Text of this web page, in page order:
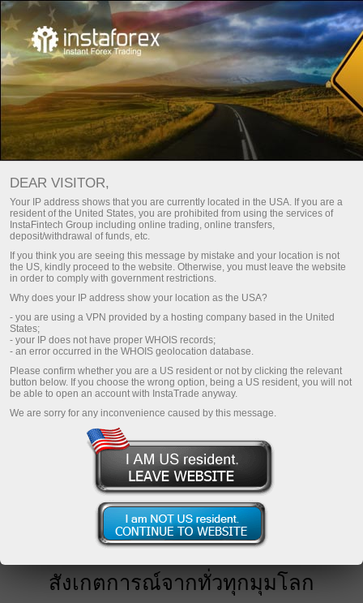
For traders
Analysis
วันหยุดตามเทศกาลและการ
สังเกตการณ์จากทั่วทุกมุมโลก
ทำการฝากเงิน
วันหยุดตามเทศกาลและการ
สังเกตการณ์จากทั่วทุกมุมโลก
DEAR VISITOR,
Your IP address shows that you are currently located in the USA. If you are a
resident of the United States, you are prohibited from using the services of
InstaFintech Group including online trading, online transfers,
deposit/withdrawal of funds, etc.
If you think you are seeing this message by mistake and your location is not
the US, kindly proceed to the website. Otherwise, you must leave the website
in order to comply with government restrictions.
Why does your IP address show your location as the USA?
- you are using a VPN provided by a hosting company based in the United
States;
- your IP does not have proper WHOIS records;
- an error occurred in the WHOIS geolocation database.
Please confirm whether you are a US resident or not by clicking the relevant
button below. If you choose the wrong option, being a US resident, you will not
be able to open an account with InstaTrade anyway.
We are sorry for any inconvenience caused by this message.